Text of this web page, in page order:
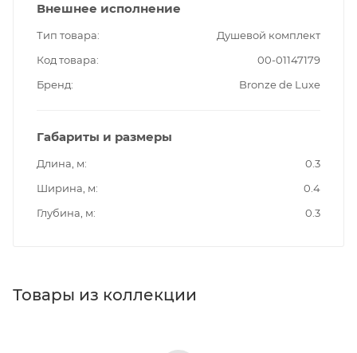
Внешнее исполнение
Тип товара
Душевой комплект
Код товара
00-01147179
Бренд
Bronze de Luxe
Габариты и размеры
Длина, м
0.3
Ширина, м
0.4
Глубина, м
0.3
Товары из коллекции